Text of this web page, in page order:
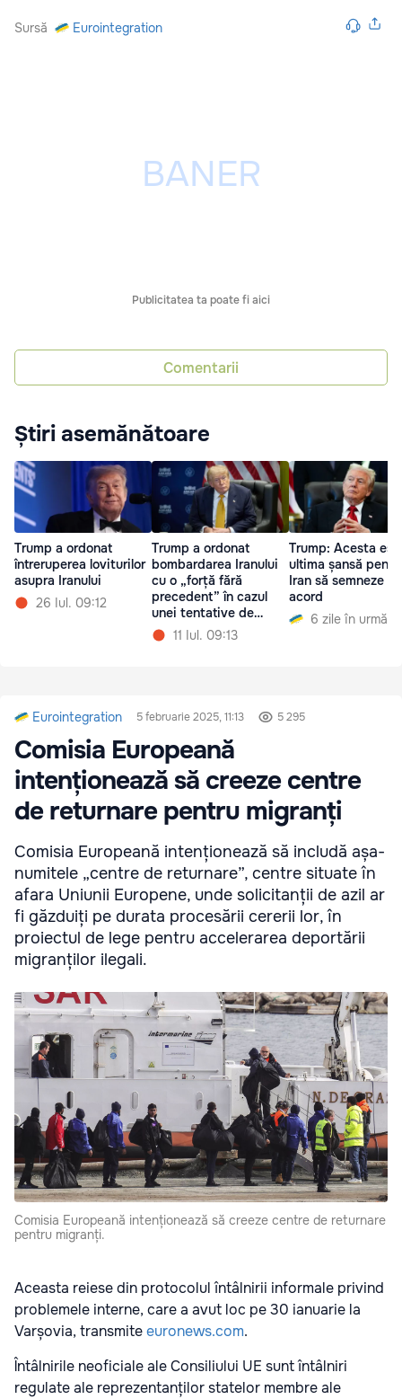
Sursă Eurointegration
Publicitatea ta poate fi aici
Comentarii
Știri asemănătoare
Trump a ordonat
întreruperea loviturilor
asupra Iranului
26 Iul. 09:12
Trump a ordonat
bombardarea Iranului
cu o „forță fără
precedent” în cazul
unei tentative de
asasinat asupra sa
11 Iul. 09:13
Trump: Acesta
ultima șansă
Iran să semneze un
acord
6 zile în urmă
Eurointegration 5 februarie 2025, 11:13 5 295
Comisia Europeană
intenționează să creeze centre
de returnare pentru migranți
Comisia Europeană intenționează să includă așa-
numitele „centre de returnare”, centre situate în
afara Uniunii Europene, unde solicitanții de azil ar
fi găzduiți pe durata procesării cererii lor, în
proiectul de lege pentru accelerarea deportării
migranților ilegali.
Comisia Europeană intenționează să creeze centre de returnare
pentru migranți.
Aceasta reiese din protocolul întâlnirii informale privind
problemele interne, care a avut loc pe 30 ianuarie la
Varșovia, transmiteeuronews.com.
Întâlnirile neoficiale ale Consiliului UE sunt întâlniri
regulate ale reprezentanților statelor membre ale